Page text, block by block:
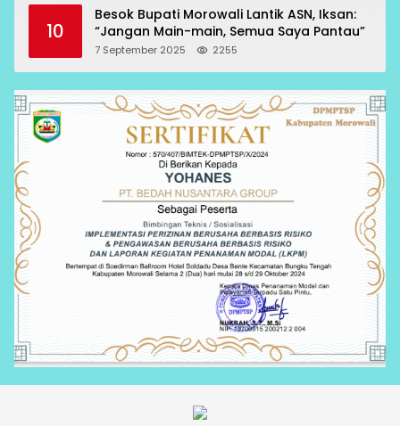
10
Besok Bupati Morowali Lantik ASN, Iksan:
“Jangan Main-main, Semua Saya Pantau”
7 September 2025 2255